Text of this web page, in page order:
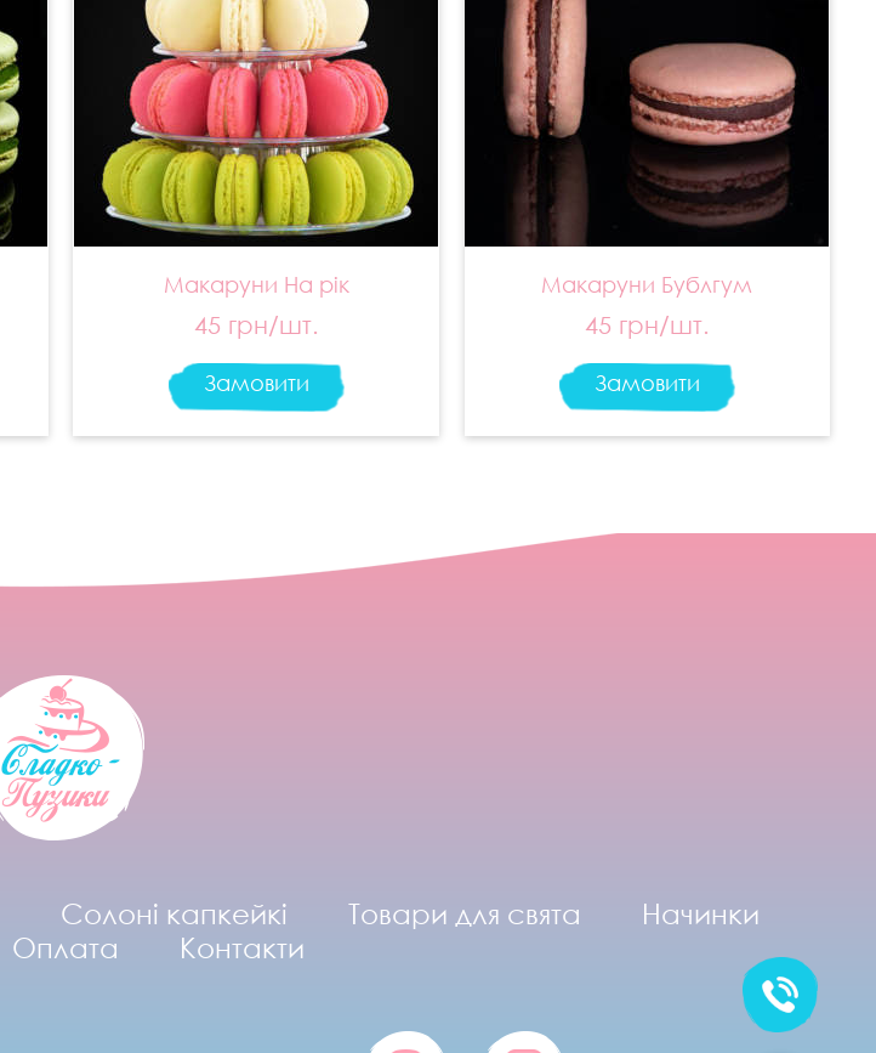
Макаруни На рік
45 грн/шт.
Замовити
Макаруни Бублгум
45 грн/шт.
Замовити
Солоні капкейкі Товари для свята
Начинки
Оплата Контакти